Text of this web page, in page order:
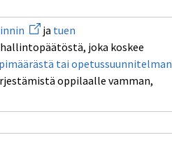
Avaa
uuden
ikkunan
sivulle
tuen
tarpeen
ja tuen
joka koskee
tai opetussuunnitelman
oppilaalle vamman,